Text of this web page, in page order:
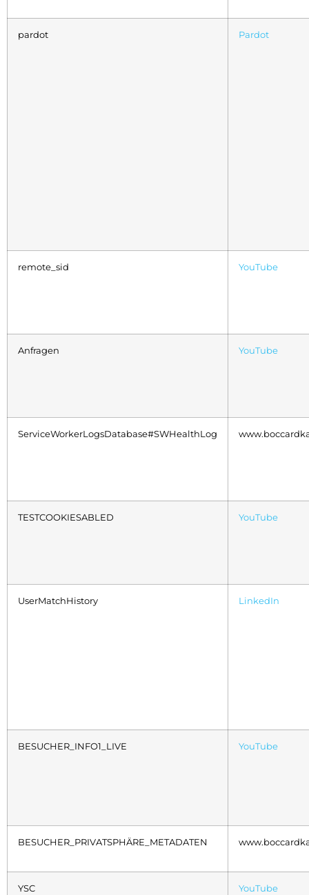
pardot Pardot
remote_sid YouTube
Anfragen YouTube
ServiceWorkerLogsDatabase#SWHealthLog
TESTCOOKIESABLED YouTube
UserMatchHistory LinkedIn
BESUCHER_INFO1_LIVE YouTube
BESUCHER_PRIVATSPHÄRE_METADATEN
YSC YouTube